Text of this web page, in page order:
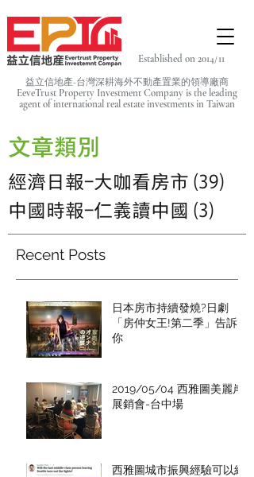
益立信地產-台灣深耕海外不動產置業的領導廠商
EeveTrust Property Investment Company is the leading
agent ofinternational real estate investments in Taiwan
Established on 2014/11
文章類別
經濟日報-大咖看房市 (39)
中國時報-仁義讀中國 (3)
Recent Posts
日本房市持續發燒?日劇
「房仲女王!第二季」告訴
你
2019/05/04 西雅圖美麗岸
展銷會-台中場
西雅圖城市振興經驗可以給